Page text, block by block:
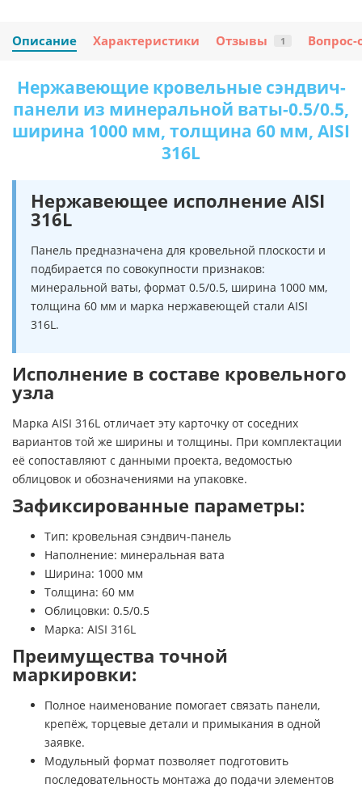
Описание Характеристики Отзывы 1 Вопрос-
Нержавеющие кровельные сэндвич-
панели из минеральной ваты-0.5/0.5,
ширина 1000 мм, толщина 60 мм, AISI
316L
Нержавеющее исполнение AISI
316L
Панель предназначена для кровельной плоскости и
подбирается по совокупности признаков:
минеральной ваты, формат 0.5/0.5, ширина 1000 мм,
толщина 60 мм и марка нержавеющей стали AISI
316L.
Исполнение в составе кровельного
узла
Марка AISI 316L отличает эту карточку от соседних
вариантов той же ширины и толщины. При комплектации
её сопоставляют с данными проекта, ведомостью
облицовок и обозначениями на упаковке.
Зафиксированные параметры:
Тип: кровельная сэндвич-панель
Наполнение: минеральная вата
Ширина: 1000 мм
Толщина: 60 мм
Облицовки: 0.5/0.5
Марка: AISI 316L
Преимущества точной
маркировки:
Полное наименование помогает связать панели,
крепёж, торцевые детали и примыкания в одной
заявке.
Модульный формат позволяет подготовить
последовательность монтажа до подачи элементов